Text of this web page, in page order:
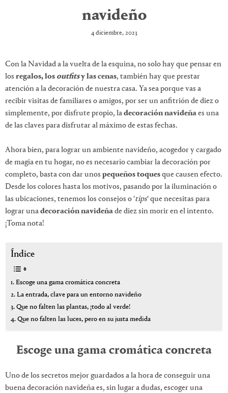
navideño
4 diciembre, 2023
Con la Navidad a la vuelta de la esquina, no solo hay que pensar en
los regalos, los outfitsy las cenas, también hay que prestar
atención a la decoración de nuestra casa. Ya sea porque vas a
recibir visitas de familiares o amigos, por ser un anfitrión de diez o
simplemente, por disfrute propio, ladecoración navideñaes una
de las claves para disfrutar al máximo de estas fechas.
Ahora bien, para lograr un ambiente navideño, acogedor y cargado
de magia en tu hogar, no es necesario cambiar la decoración por
completo, basta con dar unos pequeños toquesque causen efecto.
Desde los colores hasta los motivos, pasando por la iluminación o
las ubicaciones, tenemos los consejos o ‘tips‘ que necesitas para
lograr unadecoración navideñade diez sin morir en el intento.
¡Toma nota!
Índice
Escoge una gama cromática concreta
La entrada, clave para un entorno navideño
Que no falten las plantas, ¡todo al verde!
Que no falten las luces, pero en su justa medida
Escoge una gama cromática concreta
Uno de los secretos mejor guardados a la hora de conseguir una
buena decoración navideña es, sin lugar a dudas, escoger una